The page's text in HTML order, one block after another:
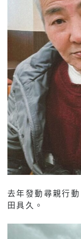
去年發動尋親行
田具久。